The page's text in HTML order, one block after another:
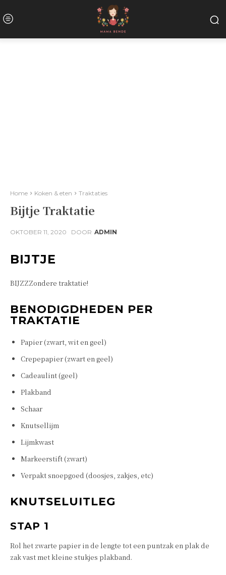
Home Koken & eten Traktaties
Bijtje Traktatie
OKTOBER 11, 2020 DOOR ADMIN
BIJTJE
BIJZZZondere traktatie!
BENODIGDHEDEN PER
TRAKTATIE
Papier (zwart, wit en geel)
Crepepapier (zwart en geel)
Cadeaulint (geel)
Plakband
Schaar
Knutsellijm
Lijmkwast
Markeerstift (zwart)
Verpakt snoepgoed (doosjes, zakjes, etc)
KNUTSELUITLEG
STAP 1
Rol het zwarte papier in de lengte tot een puntzak en plak de
zak vast met kleine stukjes plakband.